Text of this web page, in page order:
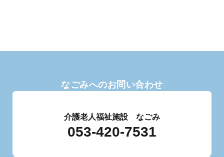
なごみへのお問い合わせ
介護老人福祉施設 なごみ
053-420-7531